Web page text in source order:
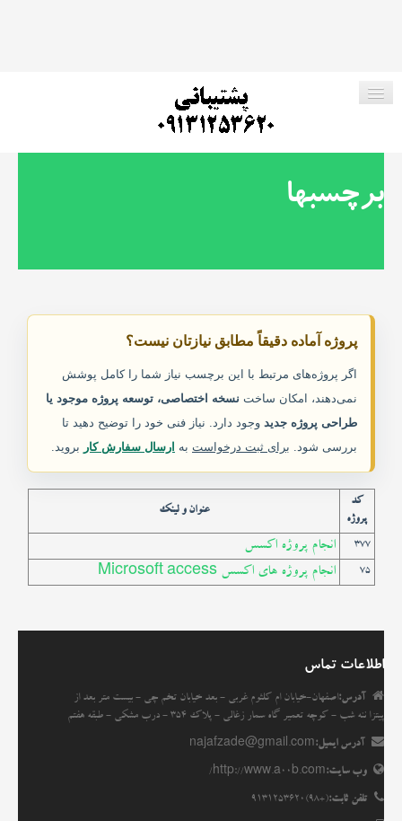
پروژه های رایگان
ارتباط با ما
جستجو در وب سایت
خدمات ما
مقاله ها
انجمن
برچسبها
پروژه آماده دقیقاً مطابق نیازتان نیست؟
اگر پروژه‌های مرتبط با این برچسب نیاز شما را کامل پوشش
نمی‌دهند، امکان ساخت نسخه اختصاصی، توسعه پروژه موجود یا
طراحی پروژه جدید وجود دارد. نیاز فنی خود را توضیح دهید تا
بررسی شود. برای ثبت درخواست به ارسال سفارش کار بروید.
کد
پروژه
عنوان و لینک
377 انجام پروژه اکسس
75 انجام پروژه های اکسس Microsoft access
اطلاعات تماس
آدرس:اصفهان-خیابان ام کلثوم غربی - بعد خیابان تخم چی - بیست متر بعد از
پیتزا ننه شب - کوچه تعمیر گاه سمار زغالی - پلاک 354 - درب مشکی - طبقه هفتم
آدرس ایمیل:najafzade@gmail.com
وب سایت:http://www.a00b.com/
تلفن ثابت:(+98)9131253620